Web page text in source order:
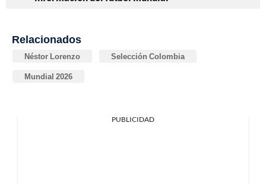
Relacionados
Néstor Lorenzo Selección Colombia
Mundial 2026
PUBLICIDAD